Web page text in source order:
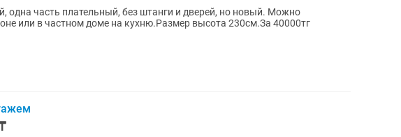
одна часть плательный, без штанги и дверей, но новый. Можно
или в частном доме на кухню.Размер высота 230см.За 40000тг